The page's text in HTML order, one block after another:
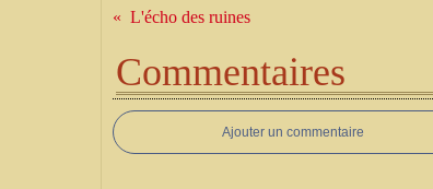
L'écho des ruines
Commentaires
Ajouter un commentaire